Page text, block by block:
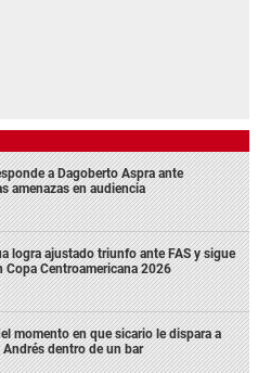
a Dagoberto Aspra ante
amenazas en audiencia
logra ajustado triunfo ante FAS y sigue
Copa Centroamericana 2026
momento en que sicario le dispara a
Andrés dentro de un bar